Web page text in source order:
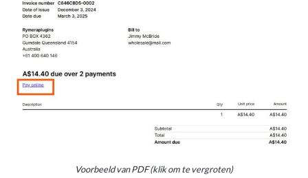
Voorbeeld van PDF (klik om te vergroten)